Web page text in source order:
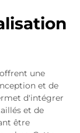
une
et de
d'intégrer
et de
être